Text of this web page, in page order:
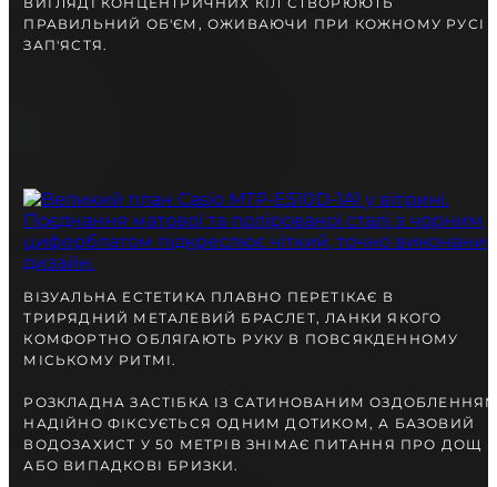
ПРАВИЛЬНИЙ ОБ'ЄМ, ОЖИВАЮЧИ ПРИ КОЖНОМУ РУСІ
ЗАП'ЯСТЯ.
ВІЗУАЛЬНА ЕСТЕТИКА ПЛАВНО ПЕРЕТІКАЄ В
ТРИРЯДНИЙ МЕТАЛЕВИЙ БРАСЛЕТ, ЛАНКИ ЯКОГО
КОМФОРТНО ОБЛЯГАЮТЬ РУКУ В ПОВСЯКДЕННОМУ
МІСЬКОМУ РИТМІ.
РОЗКЛАДНА ЗАСТІБКА ІЗ САТИНОВАНИМ
НАДІЙНО ФІКСУЄТЬСЯ ОДНИМ ДОТИКОМ, А БАЗОВИЙ
ВОДОЗАХИСТ У 50 МЕТРІВ ЗНІМАЄ ПИТАННЯ ПРО ДОЩ
АБО ВИПАДКОВІ БРИЗКИ.